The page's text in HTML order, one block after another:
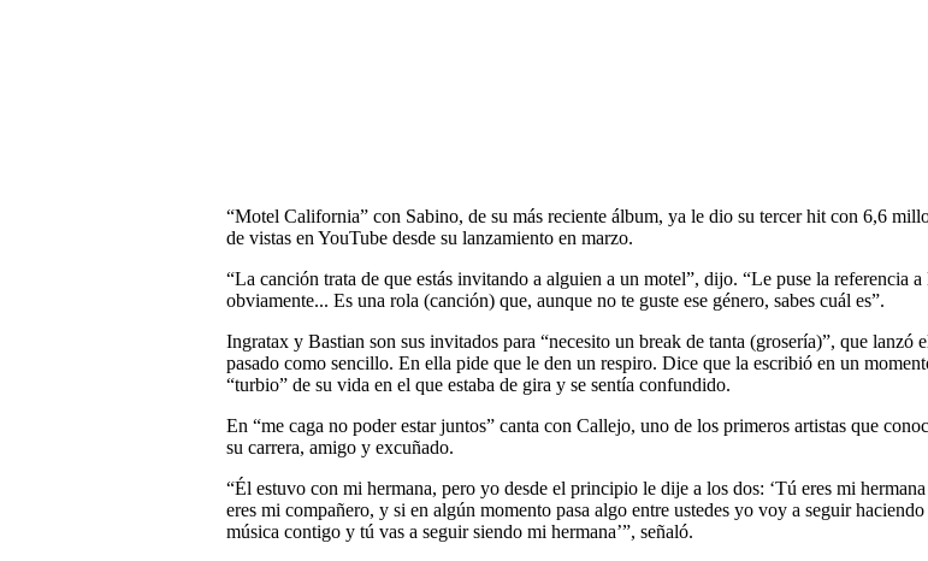
“Motel California” con Sabino, de su más reciente álbum, ya le dio su tercer hit con 6,6
de vistas en YouTube desde su lanzamiento en marzo.
“La canción trata de que estás invitando a alguien a un motel”, dijo. “Le puse la referencia a
obviamente... Es una rola (canción) que, aunque no te guste ese género, sabes cuál es”.
Ingratax y Bastian son sus invitados para “necesito un break de tanta (grosería)”, que lanzó
pasado como sencillo. En ella pide que le den un respiro. Dice que la escribió en un
“turbio” de su vida en el que estaba de gira y se sentía confundido.
En “me caga no poder estar juntos” canta con Callejo, uno de los primeros artistas que
su carrera, amigo y excuñado.
“Él estuvo con mi hermana, pero yo desde el principio le dije a los dos: ‘Tú eres mi
eres mi compañero, y si en algún momento pasa algo entre ustedes yo voy a seguir haciendo
música contigo y tú vas a seguir siendo mi hermana’”, señaló.